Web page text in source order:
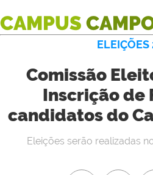
CAMPUS
ELEIÇÕES
Comissão
Inscrição de
candidatos do
Eleições serão realizadas